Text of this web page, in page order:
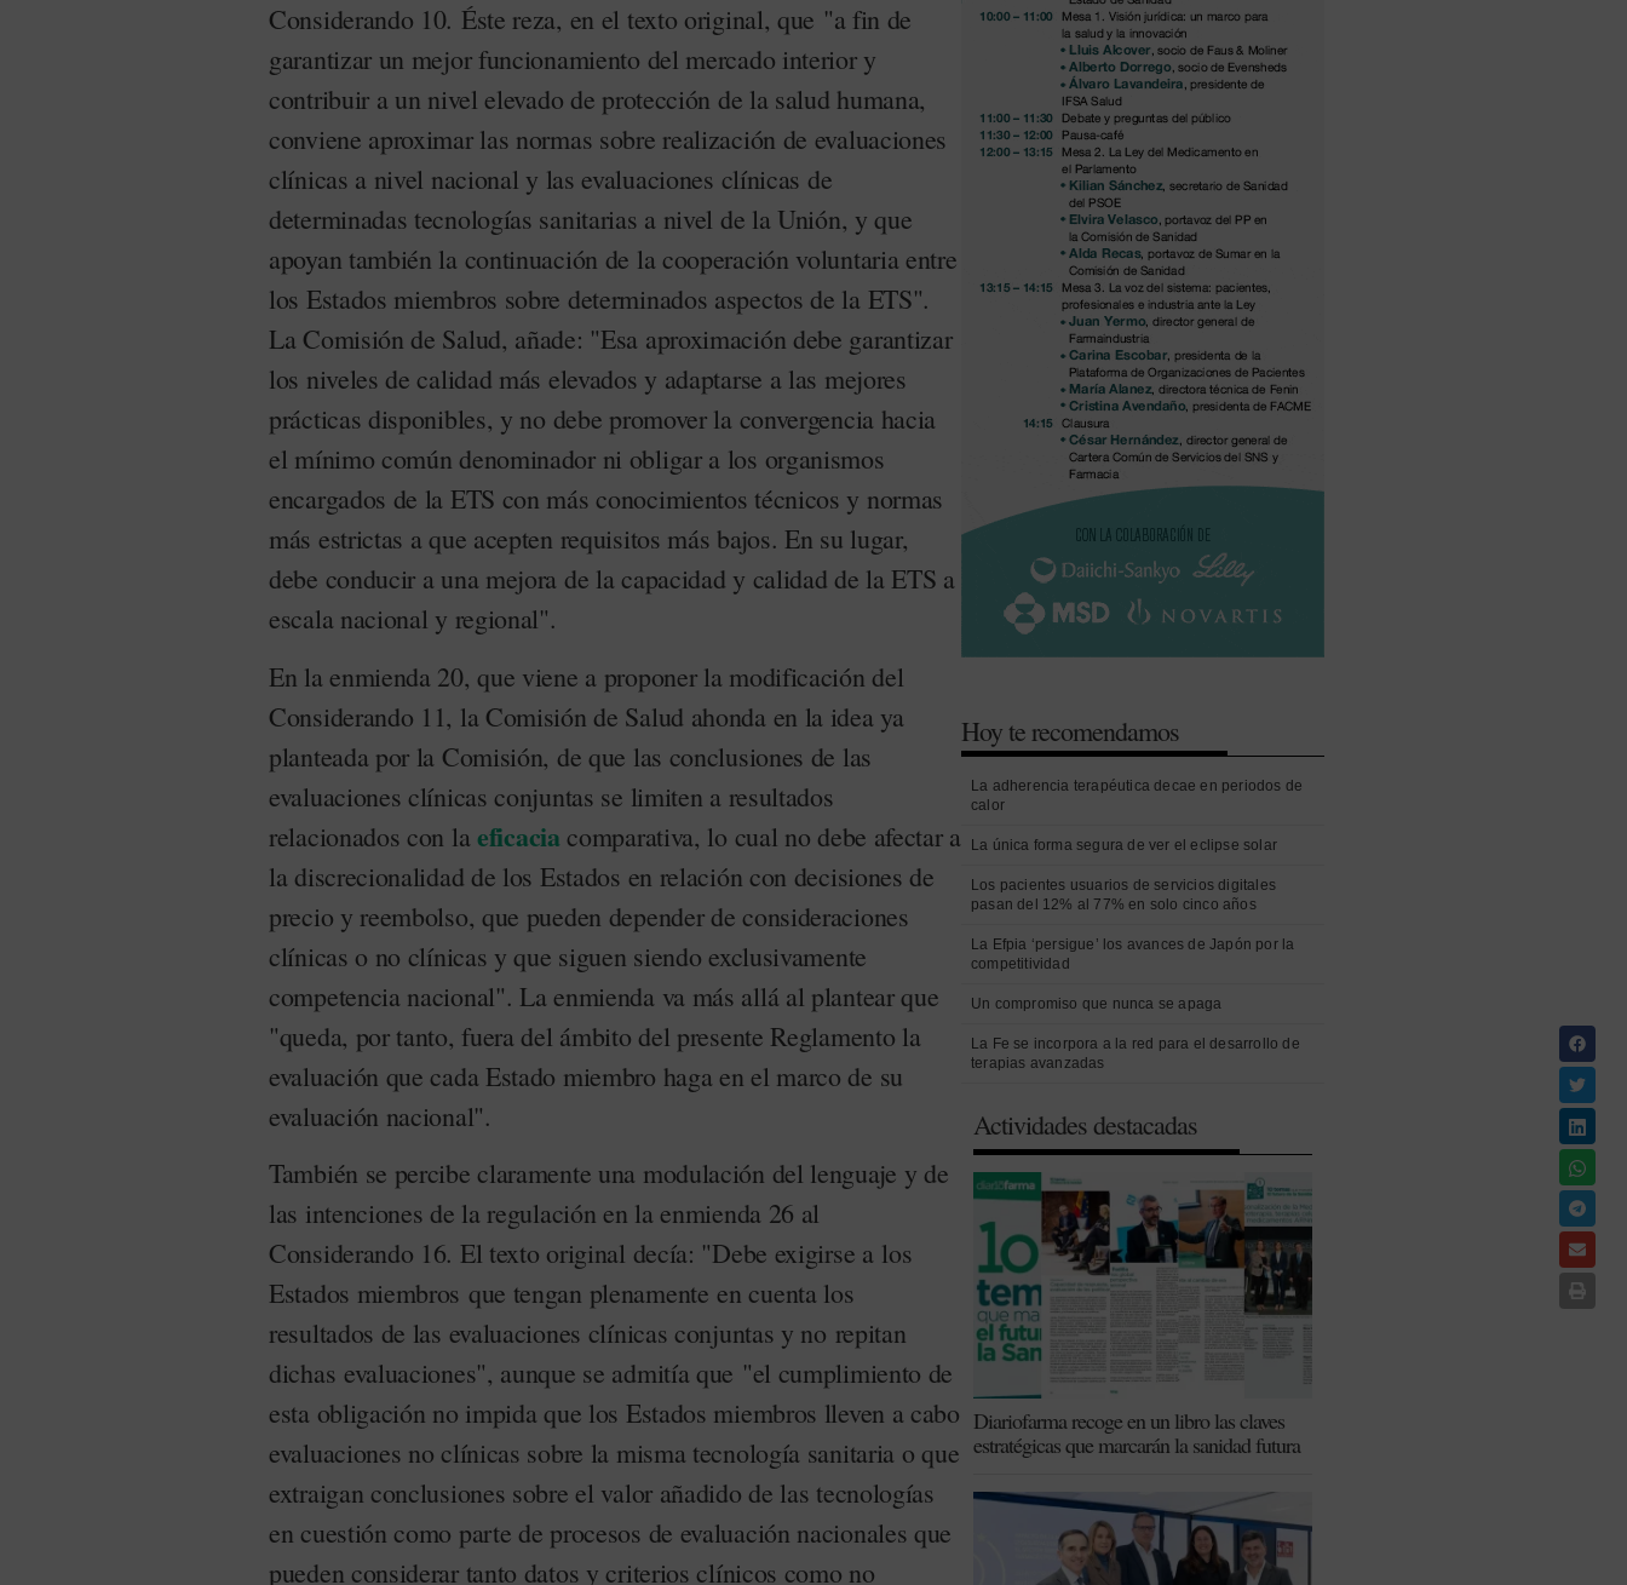
Considerando 10. Éste reza, en el texto original, que "a fin de
garantizar un mejor funcionamiento del mercado interior y
contribuir a un nivel elevado de protección de la salud humana,
conviene aproximar las normas sobre realización de evaluaciones
clínicas a nivel nacional y las evaluaciones clínicas de
determinadas tecnologías sanitarias a nivel de la Unión, y que
apoyan también la continuación de la cooperación voluntaria entre
los Estados miembros sobre determinados aspectos de la ETS".
La Comisión de Salud, añade: "Esa aproximación debe garantizar
los niveles de calidad más elevados y adaptarse a las mejores
prácticas disponibles, y no debe promover la convergencia hacia
el mínimo común denominador ni obligar a los organismos
encargados de la ETS con más conocimientos técnicos y normas
más estrictas a que acepten requisitos más bajos. En su lugar,
debe conducir a una mejora de la capacidad y calidad de la ETS a
escala nacional y regional".
En la enmienda 20, que viene a proponer la modificación del
Considerando 11, la Comisión de Salud ahonda en la idea ya
planteada por la Comisión, de que las conclusiones de las
evaluaciones clínicas conjuntas se limiten a resultados
relacionados con la eficaciacomparativa, lo cual no debe afectar a
la discrecionalidad de los Estados en relación con decisiones de
precio y reembolso, que pueden depender de consideraciones
clínicas o no clínicas y que siguen siendo exclusivamente
competencia nacional". La enmienda va más allá al plantear que
"queda, por tanto, fuera del ámbito del presente Reglamento la
evaluación que cada Estado miembro haga en el marco de su
evaluación nacional".
También se percibe claramente una modulación del lenguaje y de
las intenciones de la regulación en la enmienda 26 al
Considerando 16. El texto original decía: "Debe exigirse a los
Estados miembros que tengan plenamente en cuenta los
resultados de las evaluaciones clínicas conjuntas y no repitan
dichas evaluaciones", aunque se admitía que "el cumplimiento de
esta obligación no impida que los Estados miembros lleven a cabo
evaluaciones no clínicas sobre la misma tecnología sanitaria o que
extraigan conclusiones sobre el valor añadido de las tecnologías
en cuestión como parte de procesos de evaluación nacionales que
pueden considerar tanto datos y criterios clínicos como no
Hoy te recomendamos
La adherencia terapéutica decae en periodos de
calor
La única forma segura de ver el eclipse solar
Los pacientes usuarios de servicios digitales
pasan del 12% al 77% en solo cinco años
La Efpia ‘persigue’ los avances de Japón por la
competitividad
Un compromiso que nunca se apaga
La Fe se incorpora a la red para el desarrollo de
terapias avanzadas
Actividades destacadas
Diariofarma recoge en un libro las claves
estratégicas que marcarán la sanidad futura